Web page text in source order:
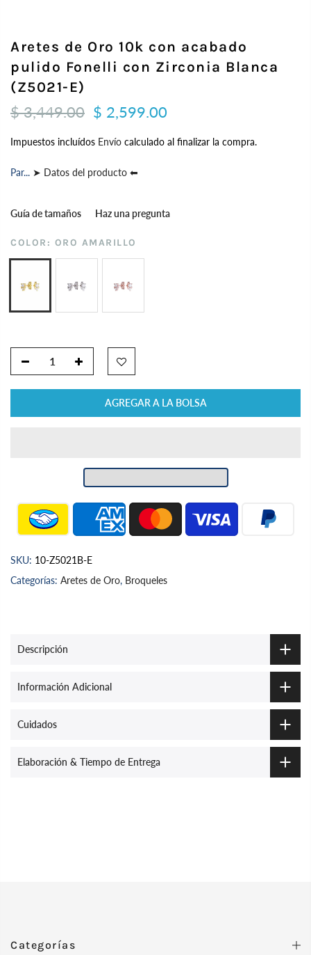
Aretes de Oro 10k con acabado
pulido Fonelli con Zirconia Blanca
(Z5021-E)
$ 3,449.00 $ 2,599.00
Impuestos incluídos Envío calculado al finalizar la compra.
Par... ➤ Datos del producto ⬅
Guía de tamaños Haz una pregunta
COLOR: ORO AMARILLO
AGREGAR A LA BOLSA
SKU: 10-Z5021B-E
Categorías: Aretes de Oro, Broqueles
Descripción
Información Adicional
Cuidados
Elaboración & Tiempo de Entrega
Categorías